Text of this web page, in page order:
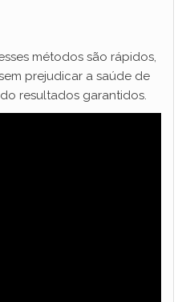
métodos são rápidos,
prejudicar a saúde de
resultados garantidos.